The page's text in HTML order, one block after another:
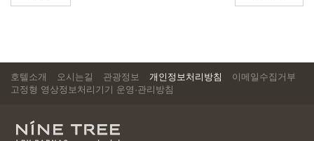
호텔소개 오시는길 관광정보 개인정보처리방침
이메일수집거부
고정형 영상정보처리기기 운영·관리방침